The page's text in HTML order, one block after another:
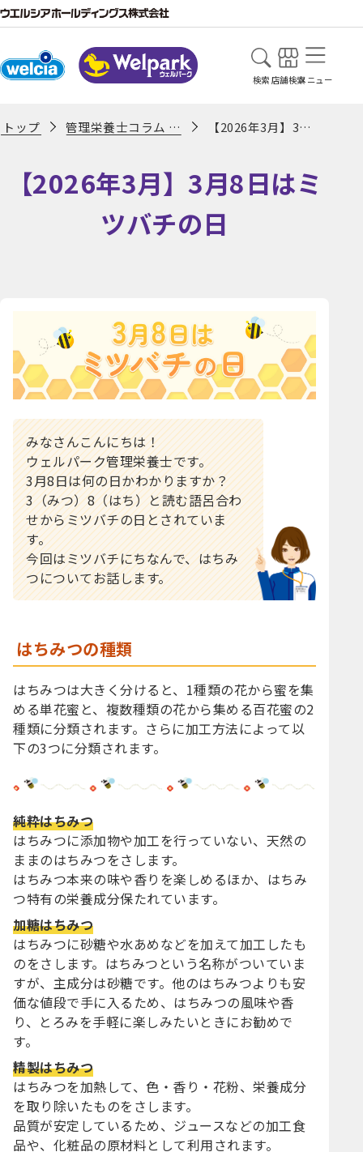
検索 店舗検索メニュー
トップ 管理栄養士コラム 一覧ページ 【2026年3月】3月8日はミツバチの日
【2026年3月】3月8日はミ
ツバチの日
みなさんこんにちは！
ウェルパーク管理栄養士です。
3月8日は何の日かわかりますか？
3（みつ）8（はち）と読む語呂合わ
せからミツバチの日とされていま
す。
今回はミツバチにちなんで、はちみ
つについてお話します。
はちみつの種類
はちみつは大きく分けると、1種類の花から蜜を集
める単花蜜と、複数種類の花から集める百花蜜の2
種類に分類されます。さらに加工方法によって以
下の3つに分類されます。
純粋はちみつ
はちみつに添加物や加工を行っていない、天然の
ままのはちみつをさします。
はちみつ本来の味や香りを楽しめるほか、はちみ
つ特有の栄養成分保たれています。
加糖はちみつ
はちみつに砂糖や水あめなどを加えて加工したも
のをさします。はちみつという名称がついていま
すが、主成分は砂糖です。他のはちみつよりも安
価な値段で手に入るため、はちみつの風味や香
り、とろみを手軽に楽しみたいときにお勧めで
す。
精製はちみつ
はちみつを加熱して、色・香り・花粉、栄養成分
を取り除いたものをさします。
品質が安定しているため、ジュースなどの加工食
品や、化粧品の原材料として利用されます。